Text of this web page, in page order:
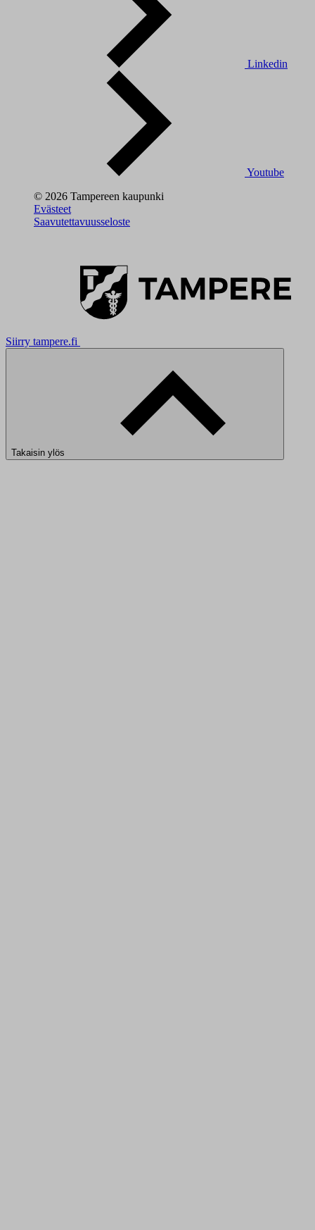
Linkedin
Youtube
© 2026 Tampereen kaupunki
Evästeet
Saavutettavuusseloste
Siirry tampere.fi
Takaisin ylös